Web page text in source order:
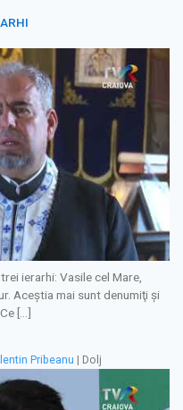
ierarhi: Vasile cel Mare,
Aceştia mai sunt denumiţi şi
[…]
Pribeanu | Dolj